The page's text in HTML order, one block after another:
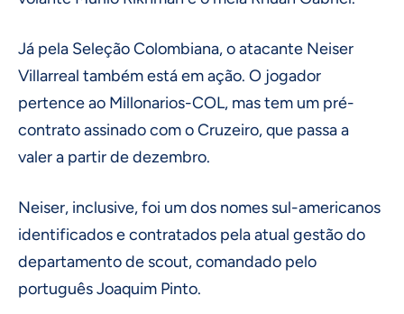
Já pela Seleção Colombiana, o atacante Neiser
Villarreal também está em ação. O jogador
pertence ao Millonarios-COL, mas tem um pré-
contrato assinado com o Cruzeiro, que passa a
valer a partir de dezembro.
Neiser, inclusive, foi um dos nomes sul-americanos
identificados e contratados pela atual gestão do
departamento de scout, comandado pelo
português Joaquim Pinto.